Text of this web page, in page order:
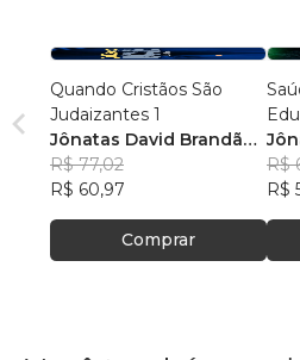
Quando Cristãos São
Judaizantes 1
Jônatas David Brandão
Mota
R$ 77,02
R$ 60,97
Comprar
R$
R$